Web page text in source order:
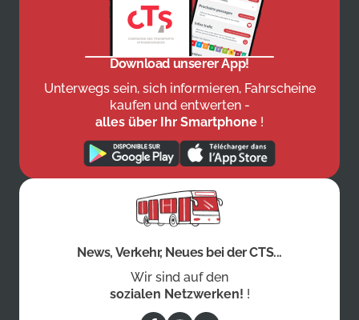
Download unserer App!
Unterwegs sein, sich informieren, Fahrscheine
kaufen und entwerten -
alles über Ihr Smartphone !
News, Verkehr, Neues bei der CTS...
Wir sind auf den
sozialen Netzwerken! !